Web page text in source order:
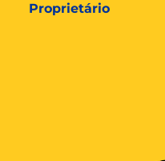
Proprietário